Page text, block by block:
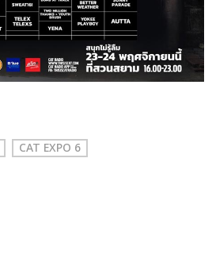
CAT EXPO 6